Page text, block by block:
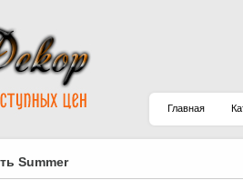
Главная
Summer